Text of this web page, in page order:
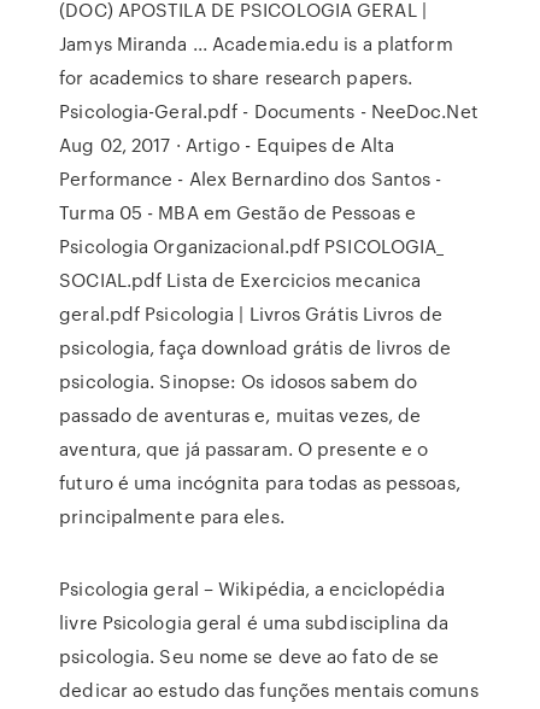
(DOC) APOSTILA DE PSICOLOGIA GERAL |
Jamys Miranda ... Academia.edu is a platform
for academics to share research papers.
Psicologia-Geral.pdf - Documents - NeeDoc.Net
Aug 02, 2017 · Artigo - Equipes de Alta
Performance - Alex Bernardino dos Santos -
Turma 05 - MBA em Gestão de Pessoas e
Psicologia Organizacional.pdf PSICOLOGIA_
SOCIAL.pdf Lista de Exercicios mecanica
geral.pdf Psicologia | Livros Grátis Livros de
psicologia, faça download grátis de livros de
psicologia. Sinopse: Os idosos sabem do
passado de aventuras e, muitas vezes, de
aventura, que já passaram. O presente e o
futuro é uma incógnita para todas as pessoas,
principalmente para eles.
Psicologia geral – Wikipédia, a enciclopédia
livre Psicologia geral é uma subdisciplina da
psicologia. Seu nome se deve ao fato de se
dedicar ao estudo das funções mentais comuns